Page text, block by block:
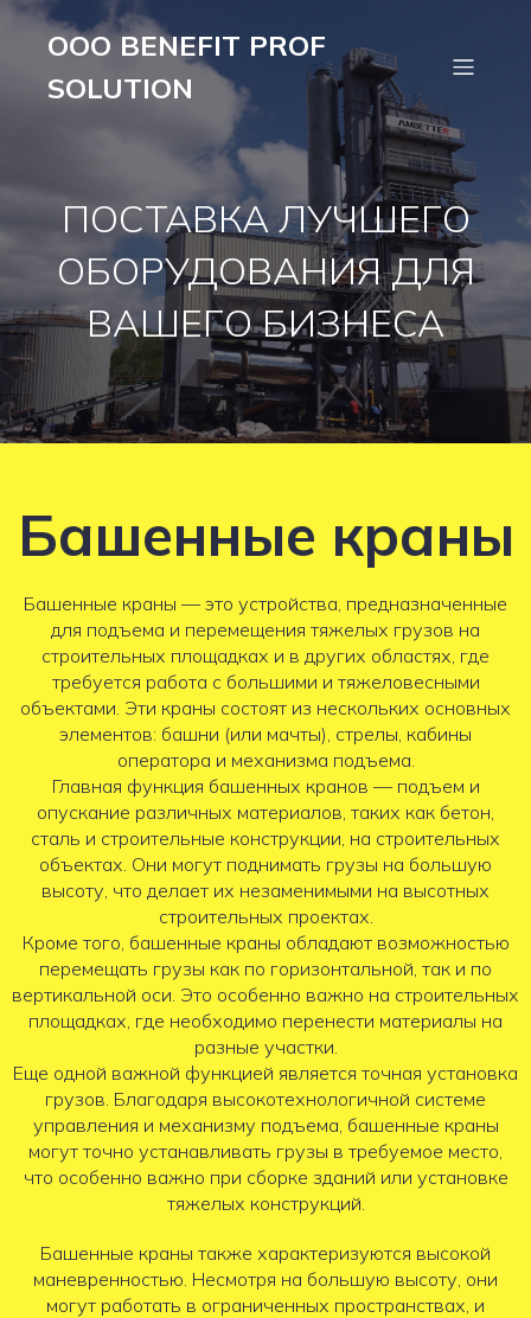
OOO BENEFIT PROF
SOLUTION
ПОСТАВКА ЛУЧШЕГО
ОБОРУДОВАНИЯ ДЛЯ
ВАШЕГО БИЗНЕСА
Башенные краны
Башенные краны — это устройства, предназначенные
для подъема и перемещения тяжелых грузов на
строительных площадках и в других областях, где
требуется работа с большими и тяжеловесными
объектами. Эти краны состоят из нескольких основных
элементов: башни (или мачты), стрелы, кабины
оператора и механизма подъема.
Главная функция башенных кранов — подъем и
опускание различных материалов, таких как бетон,
сталь и строительные конструкции, на строительных
объектах. Они могут поднимать грузы на большую
высоту, что делает их незаменимыми на высотных
строительных проектах.
Кроме того, башенные краны обладают возможностью
перемещать грузы как по горизонтальной, так и по
вертикальной оси. Это особенно важно на строительных
площадках, где необходимо перенести материалы на
разные участки.
Еще одной важной функцией является точная установка
грузов. Благодаря высокотехнологичной системе
управления и механизму подъема, башенные краны
могут точно устанавливать грузы в требуемое место,
что особенно важно при сборке зданий или установке
тяжелых конструкций.
Башенные краны также характеризуются высокой
маневренностью. Несмотря на большую высоту, они
могут работать в ограниченных пространствах, и